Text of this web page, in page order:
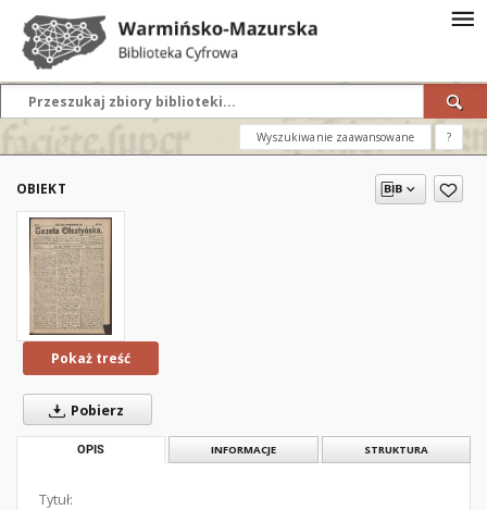
Wyszukiwanie zaawansowane ?
OBIEKT
Pokaż treść
Pobierz
OPIS INFORMACJE STRUKTURA
Tytuł: